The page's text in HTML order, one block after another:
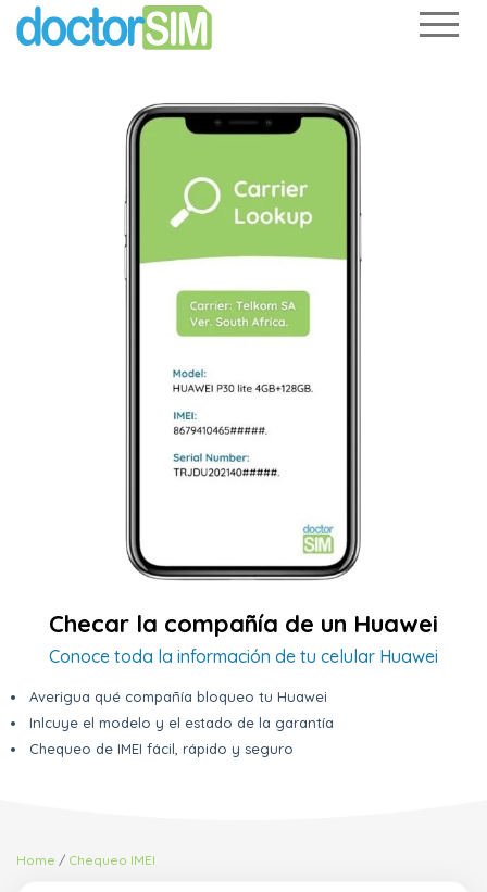
Checar la compañía de un Huawei
Conoce toda la información de tu celular Huawei
Averigua qué compañía bloqueo tu Huawei
Inlcuye el modelo y el estado de la garantía
Chequeo de IMEI fácil, rápido y seguro
Home Chequeo IMEI